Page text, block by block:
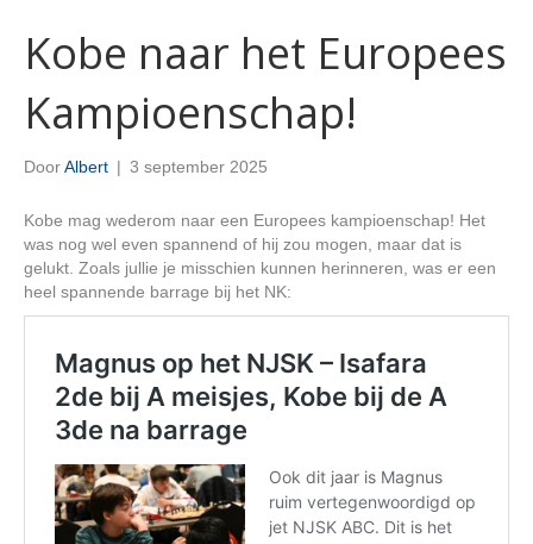
Kobe naar het Europees
Kampioenschap!
DoorAlbert | 3 september 2025
Kobe mag wederom naar een Europees kampioenschap! Het
was nog wel even spannend of hij zou mogen, maar dat is
gelukt. Zoals jullie je misschien kunnen herinneren, was er een
heel spannende barrage bij het NK: